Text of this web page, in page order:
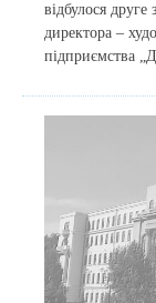
відбулося друге
директора –
підприємства